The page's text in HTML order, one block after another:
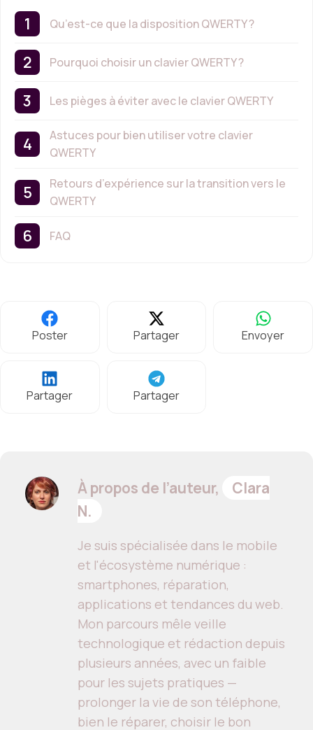
Qu’est-ce que la disposition QWERTY ?
Pourquoi choisir un clavier QWERTY ?
Les pièges à éviter avec le clavier QWERTY
Astuces pour bien utiliser votre clavier
QWERTY
Retours d’expérience sur la transition vers le
QWERTY
FAQ
Poster Partager Envoyer
Partager Partager
À propos de l’auteur,
Clara
N.
Je suis spécialisée dans le mobile
et l'écosystème numérique :
smartphones, réparation,
applications et tendances du web.
Mon parcours mêle veille
technologique et rédaction depuis
plusieurs années, avec un faible
pour les sujets pratiques —
prolonger la vie de son téléphone,
bien le réparer, choisir le bon